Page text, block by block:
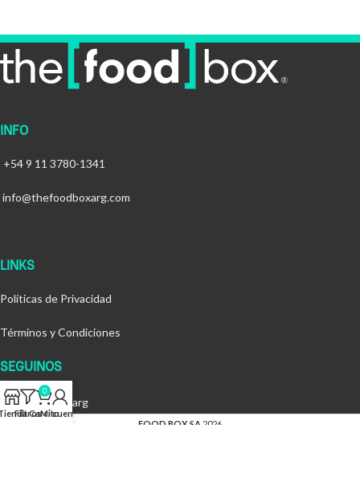
INFO
+54 9 11 3780-1341
info@thefoodboxarg.com
LINKS
Políticas de Privacidad
Términos y Condiciones
SEGUINOS
@thefoodboxarg
FOOD BOX SA 2026
Filtros
0
Carrito
Mi cuenta